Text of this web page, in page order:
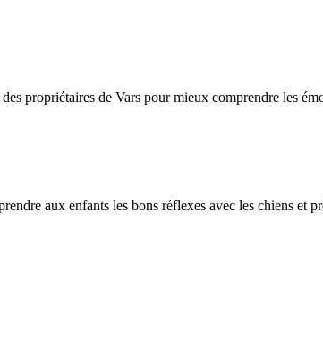
propriétaires de Vars pour mieux comprendre les
aux enfants les bons réflexes avec les chiens et